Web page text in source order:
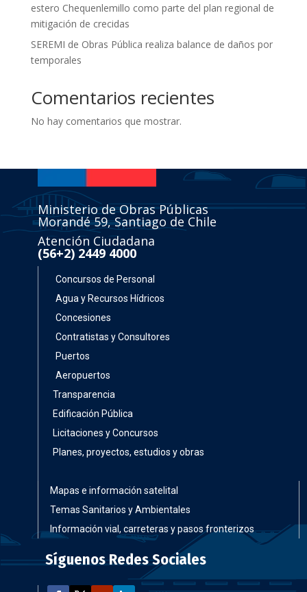
estero Chequenlemillo como parte del plan regional de
mitigación de crecidas
SEREMI de Obras Pública realiza balance de daños por
temporales
Comentarios recientes
No hay comentarios que mostrar.
Ministerio de Obras Públicas
Morandé 59, Santiago de Chile
Atención Ciudadana
(56+2) 2449 4000
Concursos de Personal
Agua y Recursos Hídricos
Concesiones
Contratistas y Consultores
Puertos
Aeropuertos
Transparencia
Edificación Pública
Licitaciones y Concursos
Planes, proyectos, estudios y obras
Mapas e información satelital
Temas Sanitarios y Ambientales
Información vial, carreteras y pasos fronterizos
Síguenos Redes Sociales